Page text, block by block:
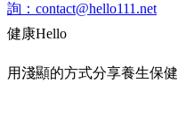
詢： contact@hello111.net
健康Hello
用淺顯的方式分享養生保